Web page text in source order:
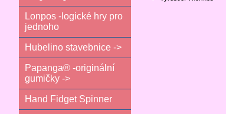
Lonpos -logické hry pro
jednoho
Hubelino stavebnice ->
Papanga® -originální
gumičky ->
Hand Fidget Spinner